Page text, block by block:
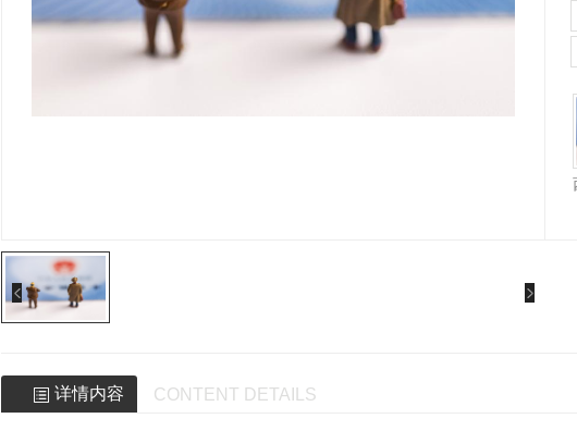
详情内容 CONTENT DETAILS